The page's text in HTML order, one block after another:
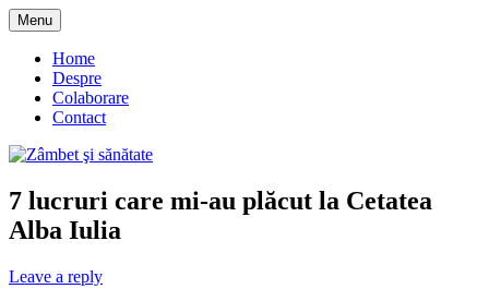
Skip
to
content
Zâmbet şi sănătate
Menu
Home
Despre
Colaborare
Contact
7 lucruri care mi-au plăcut la Cetatea
Alba Iulia
Leave a reply